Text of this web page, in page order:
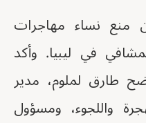
منع نساء مهاجرات
في ليبيا. وأكد
طارق لملوم، مدير
واللجوء، ومسؤول